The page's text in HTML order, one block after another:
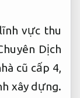
vực thu
Dịch
cũ cấp 4,
xây dựng.